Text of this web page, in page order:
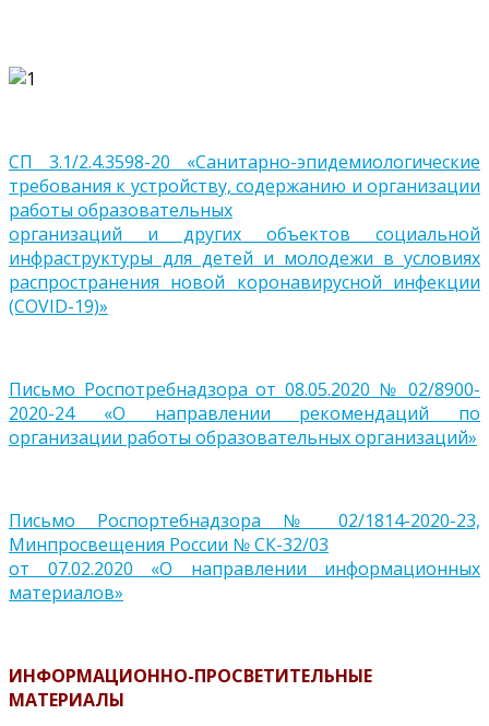
СП 3.1/2.4.3598-20 «Санитарно-эпидемиологические
требования к устройству, содержанию и организации
работы образовательных
организаций и других объектов социальной
инфраструктуры для детей и молодежи в условиях
распространения новой коронавирусной инфекции
(COVID-19)»
Письмо Роспотребнадзора от 08.05.2020 № 02/8900-
2020-24 «О направлении рекомендаций по
организации работы образовательных организаций»
Письмо Роспортебнадзора № 02/1814-2020-23,
Минпросвещения России № СК-32/03
от 07.02.2020 «О направлении информационных
материалов»
ИНФОРМАЦИОННО-ПРОСВЕТИТЕЛЬНЫЕ
МАТЕРИАЛЫ